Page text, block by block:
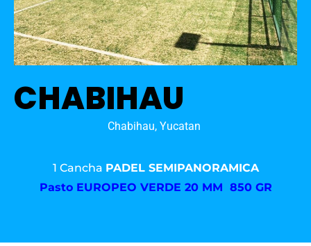
CHABIHAU
Chabihau, Yucatan
1 Cancha PADEL SEMIPANORAMICA
Pasto EUROPEO VERDE 20 MM 850 GR